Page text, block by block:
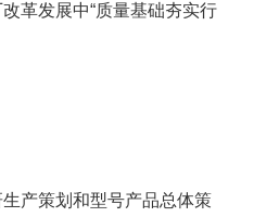
革发展中“质量基础夯实行
产策划和型号产品总体策